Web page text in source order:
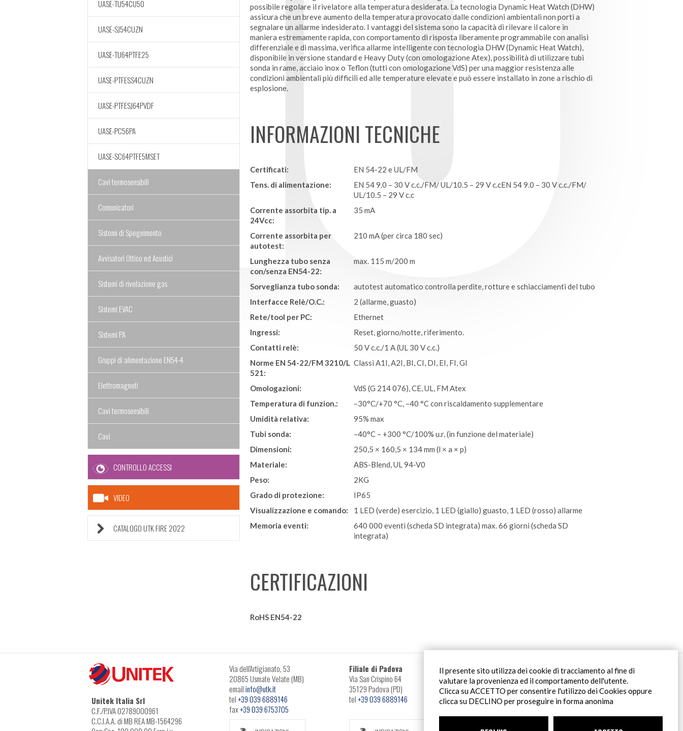
Il presente sito utilizza dei cookie di tracciamento al fine di
valutare la provenienza ed il comportamento dell'utente.
Clicca su ACCETTO per consentire l'utilizzo dei Cookies oppure
clicca su DECLINO per proseguire in forma anonima
possibile regolare il rivelatore alla temperatura desiderata. La tecnologia Dynamic Heat Watch (DHW)
assicura che un breve aumento della temperatura provocato dalle condizioni ambientali non porti a
segnalare un allarme indesiderato. I vantaggi del sistema sono la capacità di rilevare il calore in
maniera estremamente rapida, con comportamento di risposta liberamente programmabile con analisi
differenziale e di massima, verifica allarme intelligente con tecnologia DHW (Dynamic Heat Watch),
disponibile in versione standard e Heavy Duty (con omologazione Atex), possibilità di utilizzare tubi
sonda in rame, acciaio inox o Teflon (tutti con omologazione VdS) per una maggior resistenza alle
condizioni ambientali più difficili ed alle temperature elevate e può essere installato in zone a rischio di
esplosione.
INFORMAZIONI TECNICHE
Certificati:
EN 54-22 e UL/FM
Tens. di alimentazione:
EN 54 9.0 – 30 V c.c./FM/ UL/10.5 – 29 V c.cEN 54 9.0 – 30 V c.c./FM/
UL/10.5 – 29 V c.c
Corrente assorbita tip. a
24Vcc:
35 mA
Corrente assorbita per
autotest:
210 mA (per circa 180 sec)
Lunghezza tubo senza
con/senza EN54-22:
max. 115 m/200 m
Sorveglianza tubo sonda:
autotest automatico controlla perdite, rotture e schiacciamenti del tubo
Interfacce Relè/O.C.:
2 (allarme, guasto)
Rete/tool per PC:
Ethernet
Ingressi:
Reset, giorno/notte, riferimento.
Contatti relè:
50 V c.c./1 A (UL 30 V c.c.)
Norme EN 54-22/FM 3210/L
521:
Classi A1I, A2I, BI, CI, DI, EI, FI, GI
Omologazioni:
VdS (G 214 076), CE, UL, FM Atex
Temperatura di funzion.:
–30°C/+70 °C, –40 °C con riscaldamento supplementare
Umidità relativa:
95% max
Tubi sonda:
–40°C – +300 °C/100% u.r. (in funzione del materiale)
Dimensioni:
250,5 × 160,5 × 134 mm (l × a × p)
Materiale:
ABS-Blend, UL 94-V0
Peso:
2KG
Grado di protezione:
IP65
Visualizzazione e comando:
1 LED (verde) esercizio, 1 LED (giallo) guasto, 1 LED (rosso) allarme
Memoria eventi:
640 000 eventi (scheda SD integrata) max. 66 giorni (scheda SD
integrata)
CERTIFICAZIONI
RoHS EN54-22
UASE-TU54CU50
UASE-SJ54CUZN
UASE-TU64PTFE25
UASE-PTFESS4CUZN
UASE-PTFESJ64PVDF
UASE-PC56PA
UASE-SC64PTFE5MSET
Cavi termosensibili
Comunicatori
Sistemi di Spegnimento
Avvisatori Ottico ed Acustici
Sistemi di rivelazione gas
Sistemi EVAC
Sistemi PA
Gruppi di alimentazione EN54-4
Elettromagneti
Cavi termosensibili
Cavi
CONTROLLO ACCESSI
VIDEO
CATALOGO UTK FIRE 2022
Unitek Italia Srl
C.F./P.IVA 02789000961
C.C.I.A.A. di MB REA MB-1564296
Via dell'Artigianato, 53
20865 Usmate Velate (MB)
emailinfo@utk.it
tel+39 039 6889146
fax+39 039 6753705
Filiale di Padova
Via San Crispino 64
35129 Padova (PD)
tel+39 039 6889146
Filiale Roma
Via Pontina 583
00128 Roma (RM)
tel+39 06 80079273